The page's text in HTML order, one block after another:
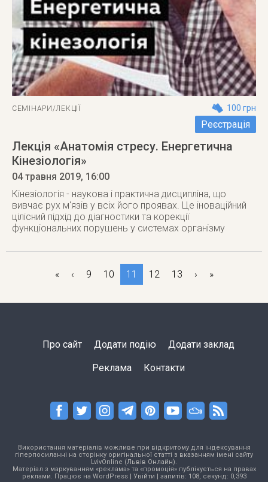
СЕМІНАРИ/ЛЕКЦІЇ 100 грн
Реєстрація
Лекція «Анатомія стресу. Енергетична
Кінезіологія»
04 травня 2019, 16:00
Кінезіологія - наукова і практична дисципліна, що
вивчає рух м'язів у всіх його проявах. Це іноваційний
цілісний підхід до діагностики та корекції
функціональних порушень у системах організму
« ‹ 9 10 11 12 13 › »
Про сайт Додати подію Додати заклад
Реклама Контакти
Використання матеріалів можливе при відкритому для індексування
гіперпосиланні на сторінку оригінальної статті з вказанням імені сайту
LvivOnline (Львів Онлайн).
Матеріал з маркуванням «реклама» та «промоція» публікується на правах
реклами. Працює на WordPress| Увійти | запитів: 108, секунд: 0,393